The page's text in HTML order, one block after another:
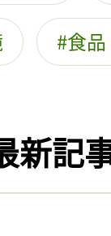
食
新記